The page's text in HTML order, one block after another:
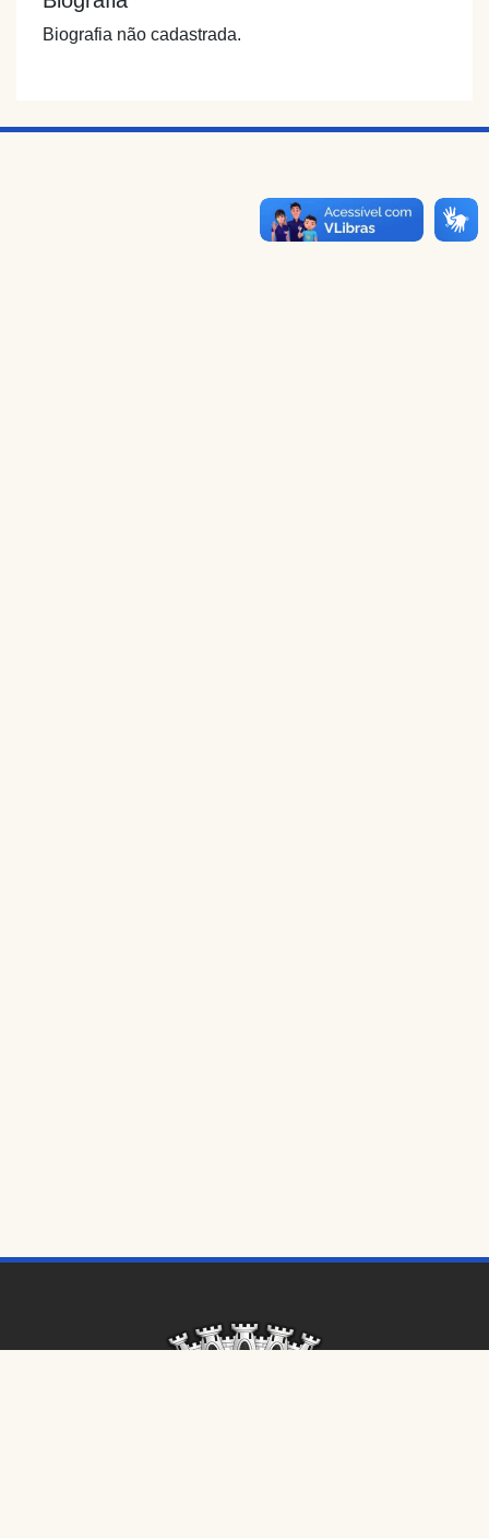
Biografia não cadastrada.